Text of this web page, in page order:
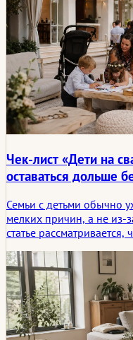
Чек-лист «Дети на
оставаться дольше
Семьи с детьми обычно
мелких причин, а не из-
статье
отдыха до более
потребности в разрядке.